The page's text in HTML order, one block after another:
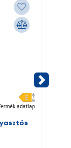
adatlap